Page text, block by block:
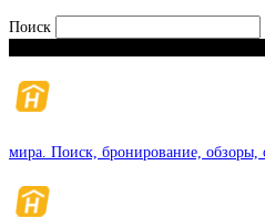
Поиск
мира. Поиск, бронирование, обзоры,